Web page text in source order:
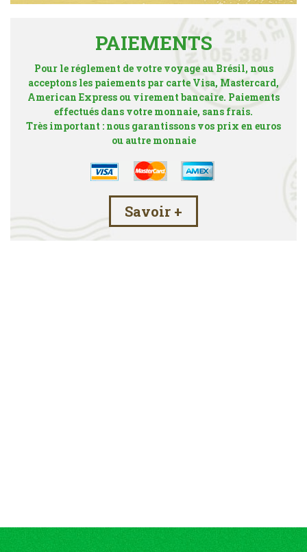
PAIEMENTS
Pour le réglement de votre voyage au Brésil, nous
acceptons les paiements par carte Visa, Mastercard,
American Express ou virement bancaire. Paiements
effectués dans votre monnaie, sans frais.
Très important : nous garantissons vos prix en euros
ou autre monnaie
Savoir +